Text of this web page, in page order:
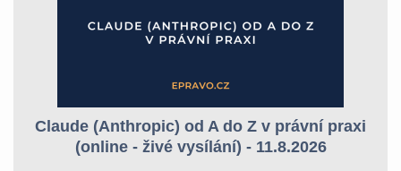
Claude (Anthropic) od A do Z v právní praxi
(online - živé vysílání) - 11.8.2026